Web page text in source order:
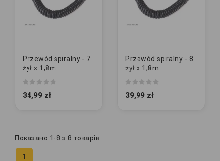
Przewód spiralny - 7
żył x 1,8m
34,99 zł
Przewód spiralny - 8
żył x 1,8m
39,99 zł
Показано 1-8 з 8 товарів
1